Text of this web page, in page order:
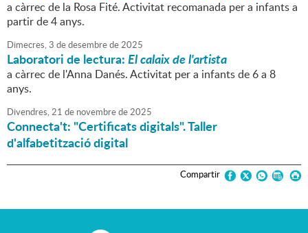
a càrrec de la Rosa Fité. Activitat recomanada per a infants a
partir de 4 anys.
Dimecres,3 dedesembrede2025
Laboratori de lectura:El calaix de l'artista
a càrrec de l'Anna Danés. Activitat per a infants de 6 a 8
anys.
Divendres,21 de novembrede2025
Connecta't: "Certificats digitals". Taller
d'alfabetització digital
Compartir